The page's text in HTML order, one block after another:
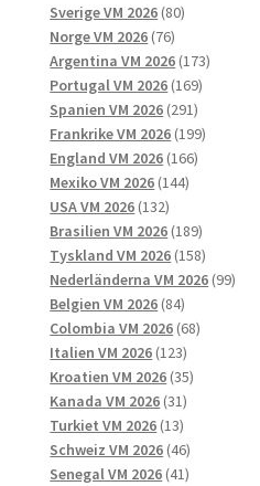
produkter
Sverige VM 2026 8080
Norge VM 2026 7676
produkter
Argentina VM 2026 173173
Portugal VM 2026 169169
Spanien VM 2026 291291
produkter
Frankrike VM 2026 199199
England VM 2026 166166
Mexiko VM 2026 144144
USA VM 2026 132132
produkter
Brasilien VM 2026 189189
produkter
Tyskland VM 2026 158158
produkter
Nederländerna VM 2026 9999
Belgien VM 2026 8484
produkter
Colombia VM 2026 6868
Italien VM 2026 123123
produkter
Kroatien VM 2026 3535
Kanada VM 2026 3131
produkter
Turkiet VM 2026 1313
produkter
Schweiz VM 2026 4646
produkter
Senegal VM 2026 4141